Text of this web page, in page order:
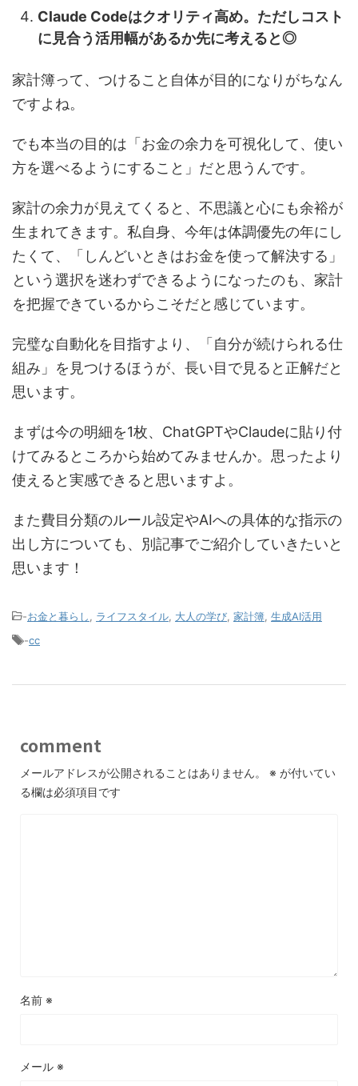
Claude Codeはクオリティ高め。ただしコスト
に見合う活用幅があるか先に考えると◎
家計簿って、つけること自体が目的になりがちなん
ですよね。
でも本当の目的は「お金の余力を可視化して、使い
方を選べるようにすること」だと思うんです。
家計の余力が見えてくると、不思議と心にも余裕が
生まれてきます。私自身、今年は体調優先の年にし
たくて、「しんどいときはお金を使って解決する」
という選択を迷わずできるようになったのも、家計
を把握できているからこそだと感じています。
完璧な自動化を目指すより、「自分が続けられる仕
組み」を見つけるほうが、長い目で見ると正解だと
思います。
まずは今の明細を1枚、ChatGPTやClaudeに貼り付
けてみるところから始めてみませんか。思ったより
使えると実感できると思いますよ。
また費目分類のルール設定やAIへの具体的な指示の
出し方についても、別記事でご紹介していきたいと
思います！
-お金と暮らし ライフスタイル 大人の学び 家計簿 生成AI活用
-cc
comment
メールアドレスが公開されることはありません。 ※ が付いてい
る欄は必須項目です
名前 ※
メール ※